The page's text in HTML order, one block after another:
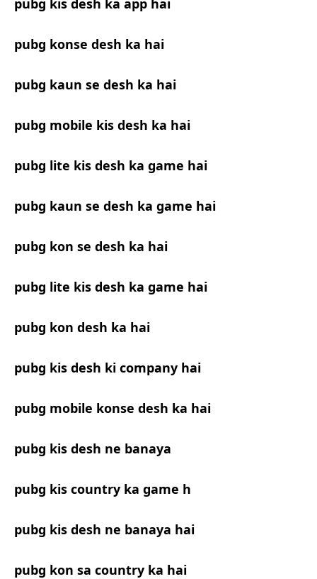
pubg konse desh ka hai
pubg kaun se desh ka hai
pubg mobile kis desh ka hai
pubg lite kis desh ka game hai
pubg kaun se desh ka game hai
pubg kon se desh ka hai
pubg lite kis desh ka game hai
pubg kon desh ka hai
pubg kis desh ki company hai
pubg mobile konse desh ka hai
pubg kis desh ne banaya
pubg kis country ka game h
pubg kis desh ne banaya hai
pubg kon sa country ka hai